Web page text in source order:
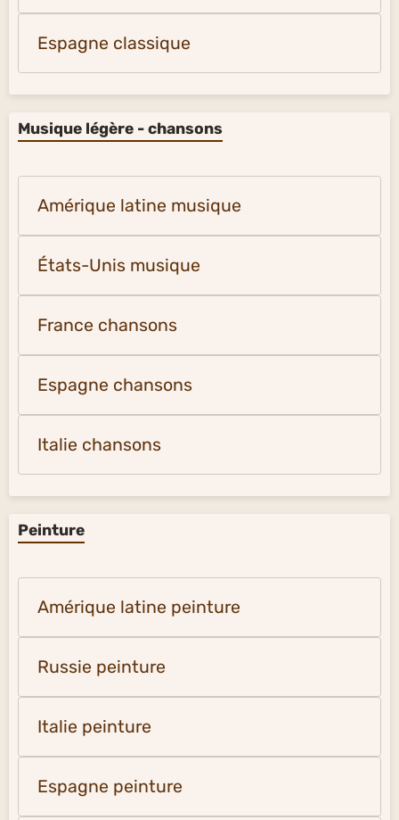
Espagne classique
Musique légère - chansons
Amérique latine musique
États-Unis musique
France chansons
Espagne chansons
Italie chansons
Peinture
Amérique latine peinture
Russie peinture
Italie peinture
Espagne peinture